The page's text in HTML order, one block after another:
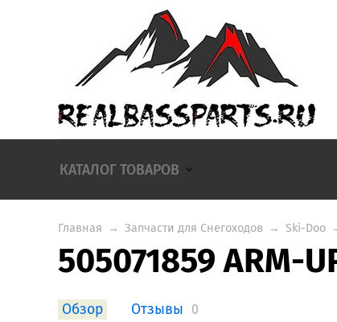
КАТАЛОГ ТОВАРОВ
Главная → Запчасти для Снегоходов → Ski-Doo
505071859 ARM-
Обзор Отзывы 0